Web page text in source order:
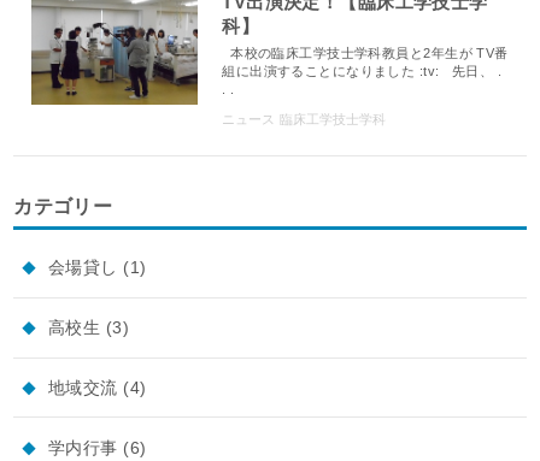
科】
本校の臨床工学技士学科教員と2年生が TV番
組に出演することになりました :tv: 先日、 .
ニュース 臨床工学技士学科
カテゴリー
会場貸し (1)
高校生 (3)
地域交流 (4)
学内行事 (6)